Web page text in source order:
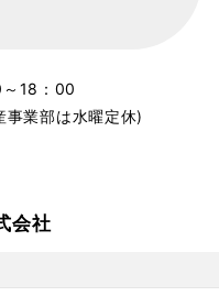
～18：00
業部は水曜定休)
会社